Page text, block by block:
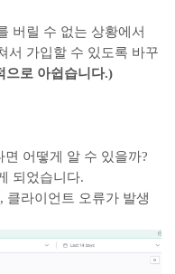
버릴 수 없는 상황에서
서 가입할 수 있도록 바꾸
으로 아쉽습니다.)
어떻게 알 수 있을까?
되었습니다.
클라이언트 오류가 발생